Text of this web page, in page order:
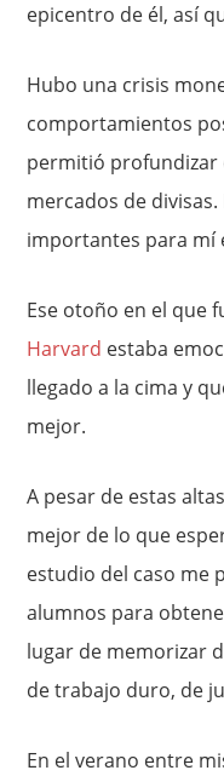
epicentro de él, así
Hubo una crisis
comportamientos
permitió profundizar
mercados de
importantes para mí
Ese otoño en el que
Harvard estaba
llegado a la cima y
mejor.
A pesar de estas
mejor de lo que
estudio del caso me
alumnos para
lugar de memorizar
de trabajo duro, de
En el verano entre